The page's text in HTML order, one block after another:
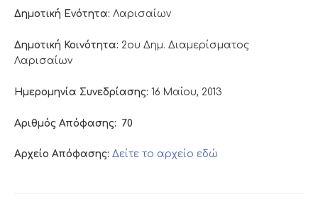
Δημοτική Ενότητα: Λαρισαίων
Δημοτική Κοινότητα: 2ου Δημ. Διαμερίσματος
Λαρισαίων
Ημερομηνία Συνεδρίασης: 16 Μαΐου, 2013
Αριθμός Απόφασης: 70
Αρχείο Απόφασης: Δείτε το αρχείο εδώ